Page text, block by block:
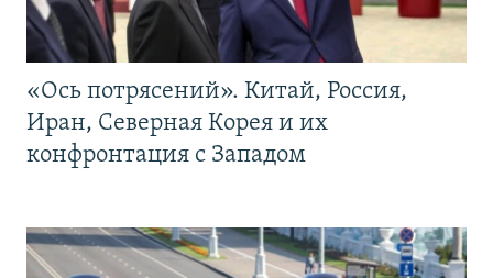
«Ось потрясений». Китай, Россия,
Иран, Северная Корея и их
конфронтация с Западом